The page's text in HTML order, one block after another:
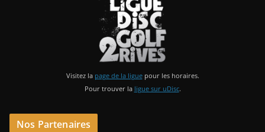
Visitez la page de la liguepour les horaires.
Pour trouver la ligue sur uDisc.
Nos Partenaires